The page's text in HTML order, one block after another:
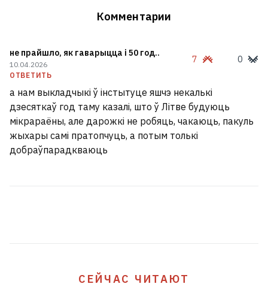
Комментарии
не прайшло, як гаварыцца і 50 год..
10.04.2026
ОТВЕТИТЬ
7 0
а нам выкладчыкі ў інстытуце яшчэ некалькі
дзесяткаў год таму казалі, што ў Літве будуюць
мікрараёны, але дарожкі не робяць, чакаюць, пакуль
жыхары самі пратопчуць, а потым толькі
добраўпарадкваюць
СЕЙЧАС ЧИТАЮТ
провели бой в открытом море
«Мопеды» уходят в прошлое:
Россия делает «шахеды»
реактивными. Чем это угрожает
Украине
6